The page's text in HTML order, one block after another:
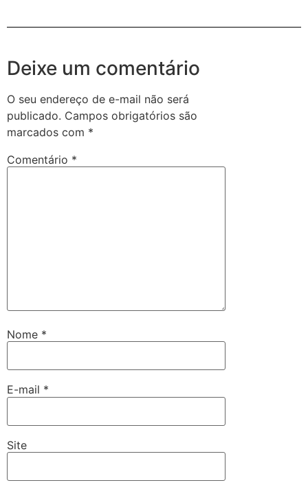
Deixe um comentário
O seu endereço de e-mail não será
publicado. Campos obrigatórios são
marcados com *
Comentário *
Nome *
E-mail *
Site